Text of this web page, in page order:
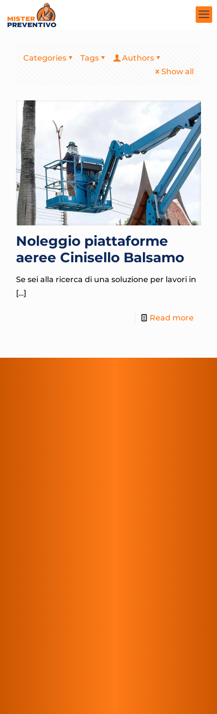
Categories Tags
Authors
Show all
Noleggio piattaforme
aeree Cinisello Balsamo
Se sei alla ricerca di una soluzione per lavori in
[…]
Read more